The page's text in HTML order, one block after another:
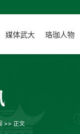
媒体武大 珞珈人物
>> 正文